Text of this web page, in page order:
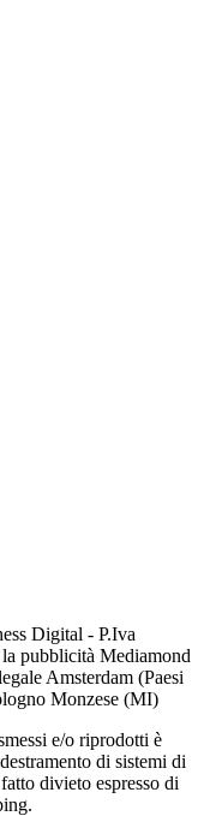
Digital - P.Iva
pubblicità Mediamond
Amsterdam (Paesi
Monzese (MI)
e/o riprodotti è
di sistemi di
divieto espresso di